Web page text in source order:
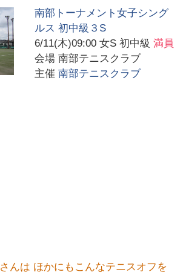
南部トーナメント女子シング
ルス 初中級３S
6/11(木)09:00 女S 初中級 満員
会場 南部テニスクラブ
主催 南部テニスクラブ
さんは ほかにもこんなテニスオフを